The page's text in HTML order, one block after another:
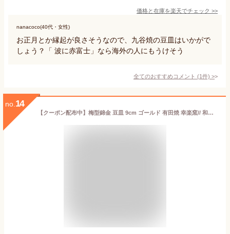
価格と在庫を楽天でチェック >>
nanacoco(40代・女性)
お正月とか縁起が良さそうなので、九谷焼の豆皿はいかがで
しょう？「 波に赤富士」なら海外の人にもうけそう
全てのおすすめコメント (1件) >
no. 14
【クーポン配布中】梅型錦金 豆皿 9cm ゴールド 有田焼 幸楽窯// 和食器 食器 ありたやき 佐賀県 小皿 豆皿 珍味皿 正月 お祝い おもてなし 贈答品 梅 花型 金色 ゴールド かわいい おしゃれ 結婚祝い お正月 ハレの日 お正月料理 テーブルコーディネート